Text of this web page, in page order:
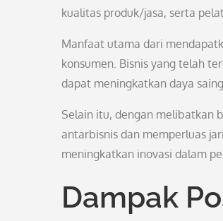
kualitas produk/jasa, serta
Manfaat utama dari
konsumen. Bisnis yang telah
dapat meningkatkan daya
Selain itu, dengan melibatkan
antarbisnis dan memperluas
meningkatkan inovasi dalam
Dampak